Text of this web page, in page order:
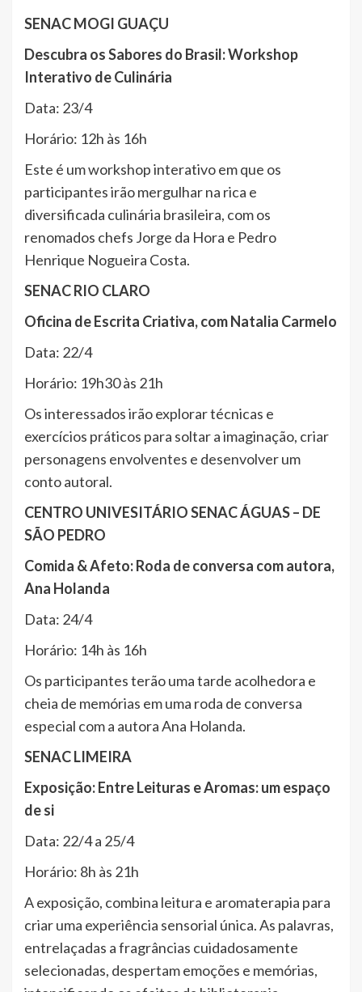
SENAC MOGI GUAÇU
Descubra os Sabores do Brasil: Workshop
Interativo de Culinária
Data: 23/4
Horário: 12h às 16h
Este é um workshop interativo em que os
participantes irão mergulhar na rica e
diversificada culinária brasileira, com os
renomados chefs Jorge da Hora e Pedro
Henrique Nogueira Costa.
SENAC RIO CLARO
Oficina de Escrita Criativa, com Natalia Carmelo
Data: 22/4
Horário: 19h30 às 21h
Os interessados irão explorar técnicas e
exercícios práticos para soltar a imaginação, criar
personagens envolventes e desenvolver um
conto autoral.
CENTRO UNIVESITÁRIO SENAC ÁGUAS – DE
SÃO PEDRO
Comida & Afeto: Roda de conversa com autora,
Ana Holanda
Data: 24/4
Horário: 14h às 16h
Os participantes terão uma tarde acolhedora e
cheia de memórias em uma roda de conversa
especial com a autora Ana Holanda.
SENAC LIMEIRA
Exposição: Entre Leituras e Aromas: um espaço
de si
Data: 22/4 a 25/4
Horário: 8h às 21h
A exposição, combina leitura e aromaterapia para
criar uma experiência sensorial única. As palavras,
entrelaçadas a fragrâncias cuidadosamente
selecionadas, despertam emoções e memórias,